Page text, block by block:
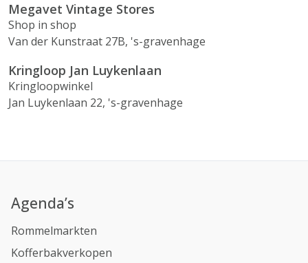
Megavet Vintage Stores
Shop in shop
Van der Kunstraat 27B, 's-gravenhage
Kringloop Jan Luykenlaan
Kringloopwinkel
Jan Luykenlaan 22, 's-gravenhage
Agenda’s
Rommelmarkten
Kofferbakverkopen